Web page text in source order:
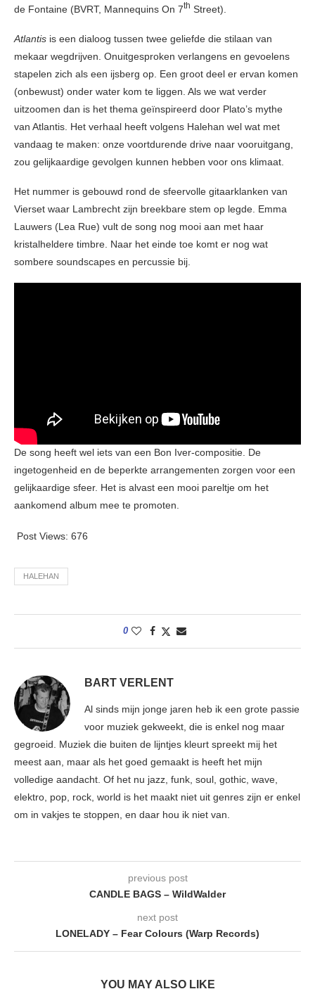
de Fontaine (BVRT, Mannequins On 7th Street).
Atlantis is een dialoog tussen twee geliefde die stilaan van
mekaar wegdrijven. Onuitgesproken verlangens en gevoelens
stapelen zich als een ijsberg op. Een groot deel er ervan komen
(onbewust) onder water kom te liggen. Als we wat verder
uitzoomen dan is het thema geïnspireerd door Plato’s mythe
van Atlantis. Het verhaal heeft volgens Halehan wel wat met
vandaag te maken: onze voortdurende drive naar vooruitgang,
zou gelijkaardige gevolgen kunnen hebben voor ons klimaat.
Het nummer is gebouwd rond de sfeervolle gitaarklanken van
Vierset waar Lambrecht zijn breekbare stem op legde. Emma
Lauwers (Lea Rue) vult de song nog mooi aan met haar
kristalheldere timbre. Naar het einde toe komt er nog wat
sombere soundscapes en percussie bij.
De song heeft wel iets van een Bon Iver-compositie. De
ingetogenheid en de beperkte arrangementen zorgen voor een
gelijkaardige sfeer. Het is alvast een mooi pareltje om het
aankomend album mee te promoten.
Post Views: 676
HALEHAN
0
BART VERLENT
Al sinds mijn jonge jaren heb ik een grote passie
voor muziek gekweekt, die is enkel nog maar
gegroeid. Muziek die buiten de lijntjes kleurt spreekt mij het
meest aan, maar als het goed gemaakt is heeft het mijn
volledige aandacht. Of het nu jazz, funk, soul, gothic, wave,
elektro, pop, rock, world is het maakt niet uit genres zijn er enkel
om in vakjes te stoppen, en daar hou ik niet van.
previous post
CANDLE BAGS – WildWalder
next post
LONELADY – Fear Colours (Warp Records)
YOU MAY ALSO LIKE